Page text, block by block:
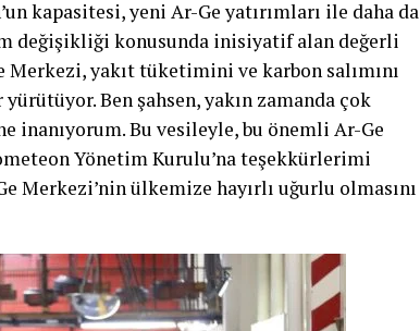
kapasitesi, yeni Ar-Ge yatırımları ile daha da
değişikliği konusunda inisiyatif alan değerli
Merkezi, yakıt tüketimini ve karbon salımını
Ben şahsen, yakın zamanda çok
Bu vesileyle, bu önemli Ar-Ge
Yönetim Kurulu’na teşekkürlerimi
Merkezi’nin ülkemize hayırlı uğurlu olmasını